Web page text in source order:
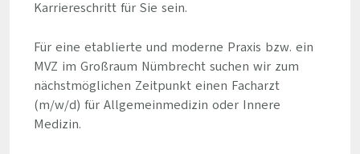
Karriereschritt für Sie sein.
Für eine etablierte und moderne Praxis bzw. ein
MVZ im Großraum Nümbrecht suchen wir zum
nächstmöglichen Zeitpunkt einen Facharzt
(m/w/d) für Allgemeinmedizin oder Innere
Medizin.